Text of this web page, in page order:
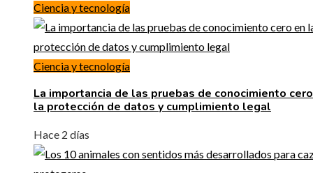
Ciencia y tecnología
Ciencia y tecnología
La importancia de las pruebas de conocimiento
la protección de datos y cumplimiento legal
Hace 2 días